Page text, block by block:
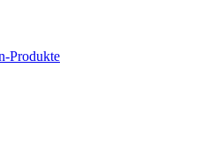
Produkte